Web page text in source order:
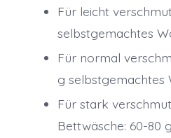
Für leicht
selbstgemachtes
Für normal
g selbstgemachtes
Für stark
Bettwäsche: 60-80